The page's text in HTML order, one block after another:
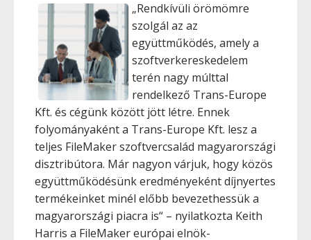
„Rendkívüli örömömre
szolgál az az
együttműködés, amely a
szoftverkereskedelem
terén nagy múlttal
rendelkező Trans-Europe
Kft. és cégünk között jött létre. Ennek
folyományaként a Trans-Europe Kft. lesz a
teljes FileMaker szoftvercsalád magyarországi
disztribútora. Már nagyon várjuk, hogy közös
együttműködésünk eredményeként díjnyertes
termékeinket minél előbb bevezethessük a
magyarországi piacra is“ – nyilatkozta Keith
Harris a FileMaker európai elnök-